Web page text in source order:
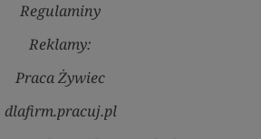
Regulaminy
Reklamy:
Praca Żywiec
dlafirm.pracuj.pl